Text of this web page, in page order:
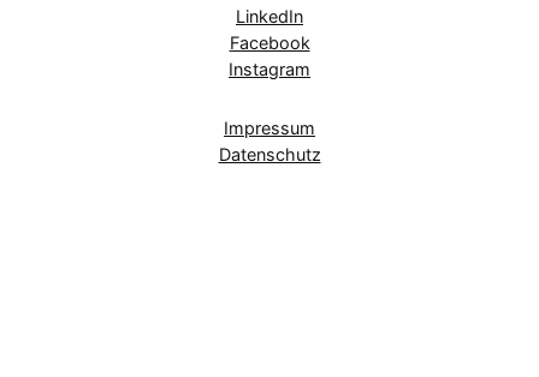
LinkedIn
Facebook
Instagram
Impressum
Datenschutz